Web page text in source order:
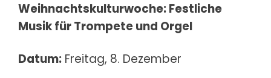
Weihnachtskulturwoche: Festliche
Musik für Trompete und Orgel
Datum: Freitag, 8. Dezember